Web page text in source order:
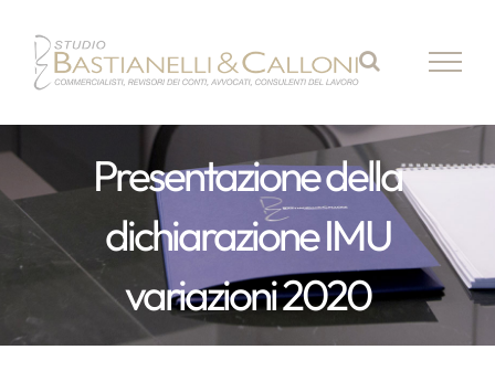
contenuto
Presentazione della
dichiarazione IMU
variazioni 2020